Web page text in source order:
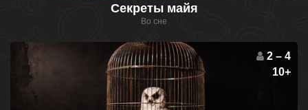
Секреты майя
Во сне
2 – 4
10+